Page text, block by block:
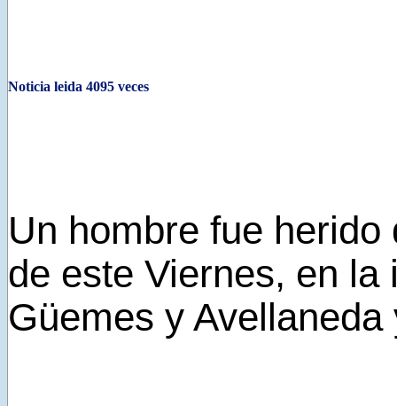
Noticia leida 4095 veces
Un hombre fue
de este Viernes, en la
Güemes y